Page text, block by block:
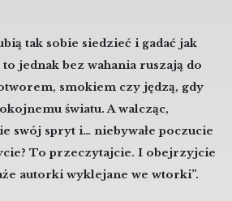
tak sobie siedzieć i gadać jak
to jednak bez wahania ruszają do
smokiem czy jędzą, gdy
światu. A walcząc,
swój spryt i… niebywałe poczucie
To przeczytajcie. I obejrzyjcie
autorki wyklejane we wtorki”.